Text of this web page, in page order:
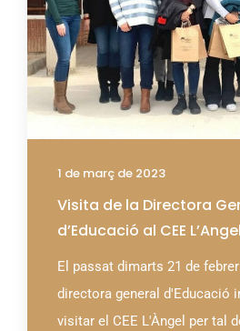
1 de març de 2023
Visita de la Directora
d’Educació al CEE L’Angel
El passat dimarts 21 de
directora general d'Educació
visitar el CEE L'Àngel per tal